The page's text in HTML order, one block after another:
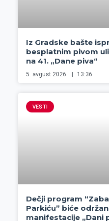
Iz Gradske bašte
besplatnim pivom
na 41. „Dane piva“
5. avgust 2026. 13:36
VESTI
Dečji program
Parkiću” biće
manifestacije „Dani